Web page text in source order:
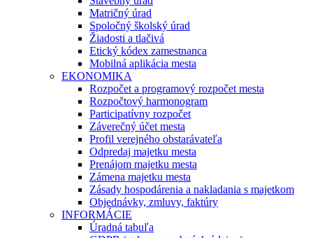
Matričný úrad
Spoločný školský úrad
Žiadosti a tlačivá
Etický kódex zamestnanca
Mobilná aplikácia mesta
EKONOMIKA
Rozpočet a programový rozpočet mesta
Rozpočtový harmonogram
Participatívny rozpočet
Záverečný účet mesta
Profil verejného obstarávateľa
Odpredaj majetku mesta
Prenájom majetku mesta
Zámena majetku mesta
Zásady hospodárenia a nakladania s majetkom
Objednávky, zmluvy, faktúry
INFORMÁCIE
Úradná tabuľa